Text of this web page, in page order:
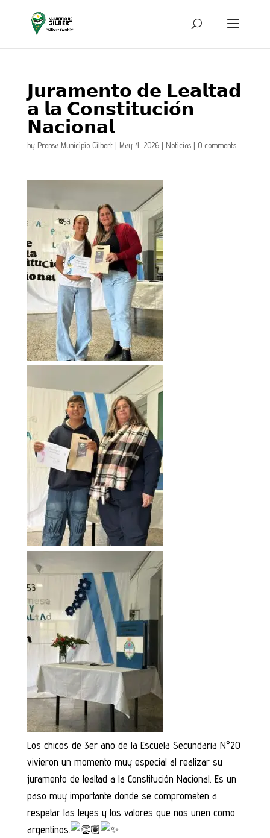
𝗝𝘂𝗿𝗮𝗺𝗲𝗻𝘁𝗼 𝗱𝗲 𝗟𝗲𝗮𝗹𝘁𝗮𝗱
𝗮 𝗹𝗮 𝗖𝗼𝗻𝘀𝘁𝗶𝘁𝘂𝗰𝗶𝗼́𝗻
𝗡𝗮𝗰𝗶𝗼𝗻𝗮𝗹
by Prensa Municipio Gilbert| May 4, 2026| Noticias| 0 comments
Los chicos de 3er año de la Escuela Secundaria N°20
vivieron un momento muy especial al realizar su
juramento de lealtad a la Constitución Nacional. Es un
paso muy importante donde se comprometen a
respetar las leyes y los valores que nos unen como
argentinos.